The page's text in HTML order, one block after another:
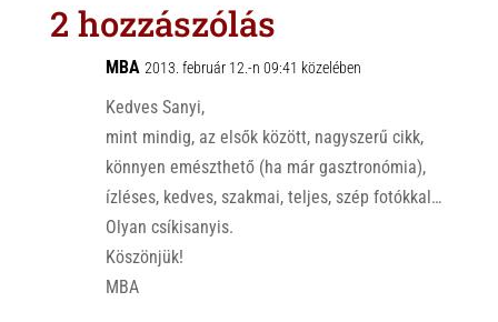
A
o
o
k
2 hozzászólás
MBA 2013. február 12.-n 09:41 közelében
Kedves Sanyi,
mint mindig, az elsők között, nagyszerű cikk,
könnyen emészthető (ha már gasztronómia),
ízléses, kedves, szakmai, teljes, szép fotókkal…
Olyan csíkisanyis.
Köszönjük!
MBA